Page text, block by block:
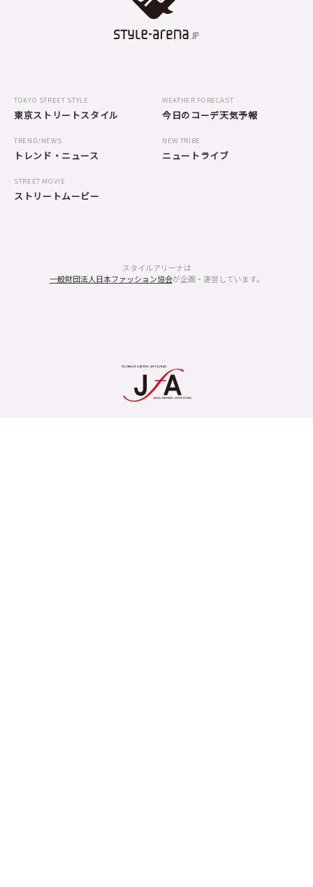
TOKYO STREET STYLE
東京ストリートスタイル
WEATHER FORECAST
今日のコーデ天気予報
TREND/NEWS
トレンド・ニュース
NEW TRIBE
ニュートライブ
STREET MOVIE
ストリートムービー
スタイルアリーナは
一般財団法人日本ファッション協会が企画・運営しています。